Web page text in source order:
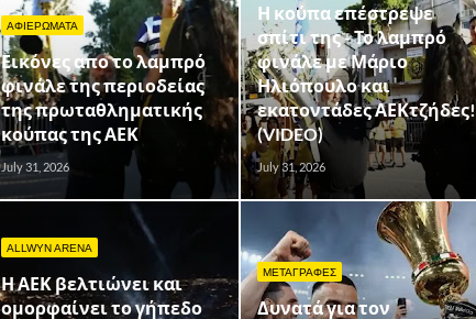
ΑΦΙΕΡΩΜΑΤΑ
Εικόνες απο το λαμπρό
φινάλε της περιοδείας
της πρωταθληματικής
κούπας της ΑΕΚ
July 31, 2026
Η κούπα επέστρεψε
σπίτι της - Το λαμπρό
φινάλε με Μάριο
Ηλιόπουλο και
εκατοντάδες ΑΕΚτζήδες!
(VIDEO)
July 31, 2026
ALLWYN ARENA
Η ΑΕΚ βελτιώνει και
ομορφαίνει το γήπεδο
ΜΕΤΑΓΡΑΦΕΣ
Δυνατά για τον